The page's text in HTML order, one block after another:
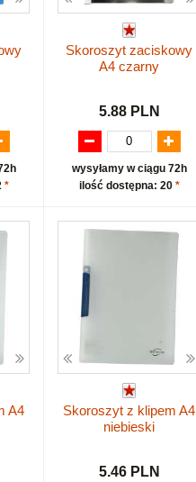
*
Skoroszyt zaciskowy
A4 czarny
5.88 PLN
wysyłamy w ciągu 72h
ilość dostępna: 20 *
A4
Skoroszyt z klipem A4
niebieski
5.46 PLN